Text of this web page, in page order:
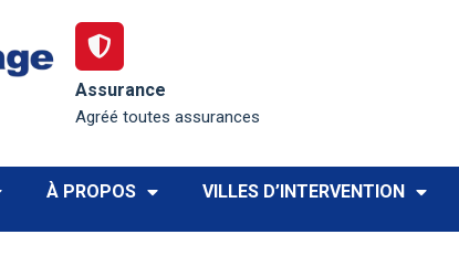
Assurance
Agréé toutes assurances
À PROPOS VILLES D’INTERVENTION